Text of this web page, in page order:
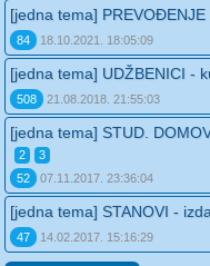
[jedna tema]
84
18.10.2021. 18:05:09
[jedna tema] UDŽBENICI -
508
21.08.2018. 21:55:03
[jedna tema] STUD.
2
3
52
07.11.2017. 23:36:04
[jedna tema] STANOVI -
47
14.02.2017. 15:16:29